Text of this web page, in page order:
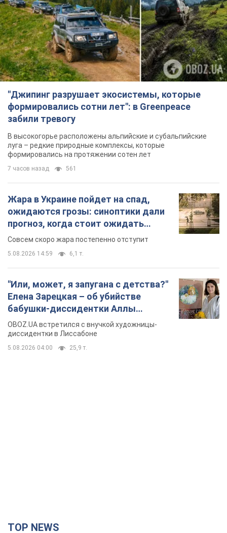
"Джипинг разрушает экосистемы, которые
формировались сотни лет": в Greenpeace
забили тревогу
В высокогорье расположены альпийские и субальпийские
луга – редкие природные комплексы, которые
формировались на протяжении сотен лет
7 часов назад 561
Жара в Украине пойдет на спад,
ожидаются грозы: синоптики дали
прогноз, когда стоит ожидать
изменения погоды
Совсем скоро жара постепенно отступит
5.08.2026 14:59 6,1 т.
"Или, может, я запугана с детства?"
Елена Зарецкая – об убийстве
бабушки-диссидентки Аллы
Горской, критике сына Стуса и
бегстве в Португалию с пятью
детьми
OBOZ.UA встретился с внучкой художницы-
диссидентки в Лиссабоне
5.08.2026 04:00 25,9 т.
TOP NEWS